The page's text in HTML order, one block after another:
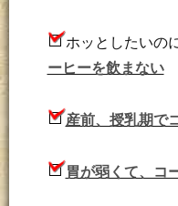
ホッとしたいのに
ーヒーを飲まない
産前、授乳期で
胃が弱くて、コ